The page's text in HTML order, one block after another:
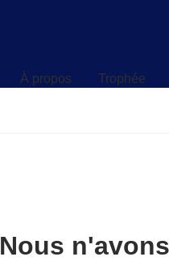
À propos
Trophée
Nous